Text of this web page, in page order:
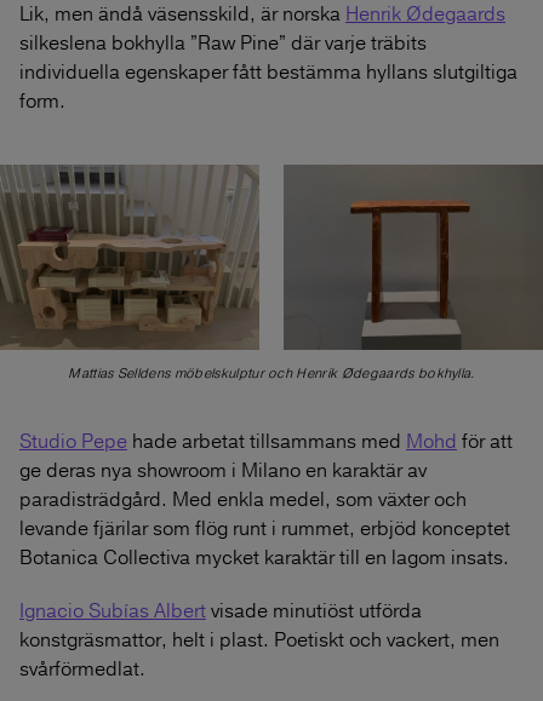
Lik, men ändå väsensskild, är norska Henrik Ødegaards
silkeslena bokhylla ”Raw Pine” där varje träbits
individuella egenskaper fått bestämma hyllans slutgiltiga
form.
Mattias Selldens möbelskulptur och Henrik Ødegaards bokhylla.
Studio Pepe hade arbetat tillsammans med Mohd för att
ge deras nya showroom i Milano en karaktär av
paradisträdgård. Med enkla medel, som växter och
levande fjärilar som flög runt i rummet, erbjöd konceptet
Botanica Collectiva mycket karaktär till en lagom insats.
Ignacio Subías Albertvisade minutiöst utförda
konstgräsmattor, helt i plast. Poetiskt och vackert, men
svårförmedlat.